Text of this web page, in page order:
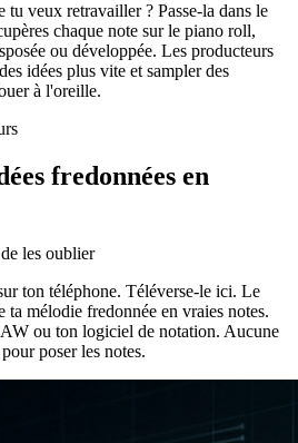
tu veux retravailler ? Passe-la dans le
chaque note sur le piano roll,
ou développée. Les producteurs
idées plus vite et sampler des
à l'oreille.
fredonnées en
les oublier
ton téléphone. Téléverse-le ici. Le
mélodie fredonnée en vraies notes.
ou ton logiciel de notation. Aucune
poser les notes.